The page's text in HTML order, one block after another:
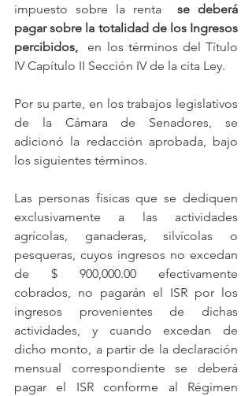
impuesto sobre la renta se deberá
pagar sobre la totalidad de los Ingresos
percibidos,
en los términos del Título
IV Capítulo II Sección IV de la cita Ley.
Por su parte, en los trabajos legislativos
de la Cámara de Senadores, se
adicionó la redacción aprobada, bajo
los siguientes términos.
Las personas físicas que se dediquen
exclusivamente a las actividades
agrícolas, ganaderas, silvícolas o
pesqueras, cuyos ingresos no excedan
de $ 900,000.00 efectivamente
cobrados, no pagarán el ISR por los
ingresos provenientes de dichas
actividades, y cuando excedan de
dicho monto, a partir de la declaración
mensual correspondiente se deberá
pagar el ISR conforme al Régimen